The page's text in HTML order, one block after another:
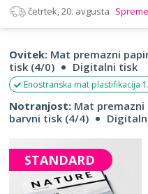
četrtek, 20. avgusta
Ovitek: Mat premazni
tisk (4/0)
Digitalni tisk
Enostranska mat plastifikacija
Notranjost: Mat premazni
barvni tisk (4/4)
STANDARD